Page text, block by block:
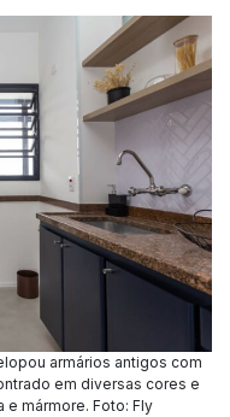
armários antigos com
em diversas cores e
e mármore. Foto: Fly